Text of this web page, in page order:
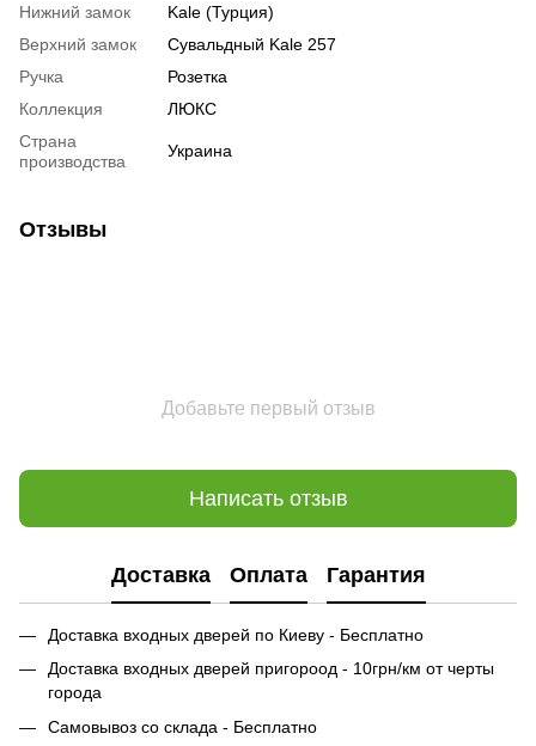
Нижний замок
Kale (Турция)
Верхний замок
Сувальдный Kale 257
Ручка
Розетка
Коллекция
ЛЮКС
Страна
производства
Украина
Отзывы
Добавьте первый отзыв
Написать отзыв
Доставка Оплата Гарантия
Доставка входных дверей по Киеву - Бесплатно
Доставка входных дверей пригороод - 10грн/км от черты
города
Самовывоз со склада - Бесплатно